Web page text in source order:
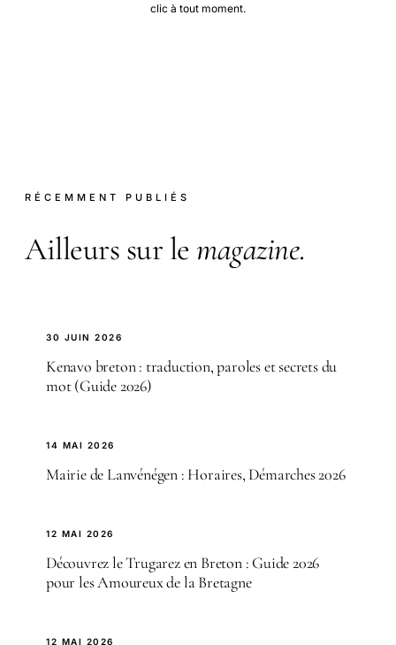
clic à tout moment.
RÉCEMMENT PUBLIÉS
Ailleurs sur le magazine.
30 JUIN 2026
Kenavo breton : traduction, paroles et secrets du
mot (Guide 2026)
14 MAI 2026
Mairie de Lanvénégen : Horaires, Démarches 2026
12 MAI 2026
Découvrez le Trugarez en Breton : Guide 2026
pour les Amoureux de la Bretagne
12 MAI 2026